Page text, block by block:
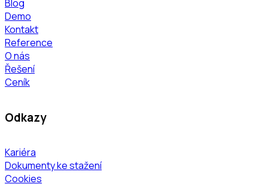
Blog
Demo
Kontakt
Reference
O nás
Řešení
Ceník
Odkazy
Kariéra
Dokumenty ke stažení
Cookies